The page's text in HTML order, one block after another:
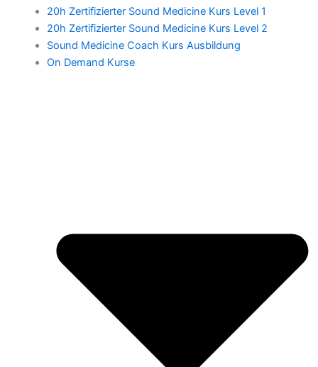
20h Zertifizierter Sound Medicine Kurs Level 1
20h Zertifizierter Sound Medicine Kurs Level 2
Sound Medicine Coach Kurs Ausbildung
On Demand Kurse